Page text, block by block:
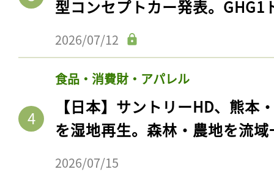
型コンセプトカー発表。GHG1
2026/07/12
食品・消費財・アパレル
【日本】サントリーHD、熊本
を湿地再生。森林・農地を流
2026/07/15
記事をお気に入りに
ログインが必